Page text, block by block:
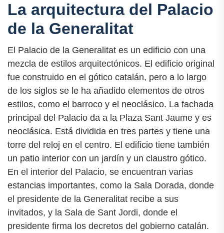
La arquitectura del Palacio
de la Generalitat
El Palacio de la Generalitat es un edificio con una
mezcla de estilos arquitectónicos. El edificio original
fue construido en el gótico catalán, pero a lo largo
de los siglos se le ha añadido elementos de otros
estilos, como el barroco y el neoclásico. La fachada
principal del Palacio da a la Plaza Sant Jaume y es
neoclásica. Está dividida en tres partes y tiene una
torre del reloj en el centro. El edificio tiene también
un patio interior con un jardín y un claustro gótico.
En el interior del Palacio, se encuentran varias
estancias importantes, como la Sala Dorada, donde
el presidente de la Generalitat recibe a sus
invitados, y la Sala de Sant Jordi, donde el
presidente firma los decretos del gobierno catalán.